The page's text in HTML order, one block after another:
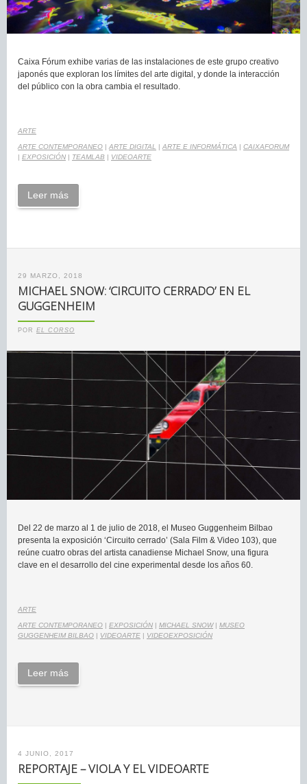
Caixa Fórum exhibe varias de las instalaciones de este grupo creativo
japonés que exploran los límites del arte digital, y donde la interacción
del público con la obra cambia el resultado.
ARTE
ARTE CONTEMPORANEO | ARTE DIGITAL | ARTE E INFORMÁTICA | CAIXAFORUM
| EXPOSICIÓN | TEAMLAB | VIDEOARTE
Leer más
29 MARZO, 2018
MICHAEL SNOW: ‘CIRCUITO CERRADO’ EN EL
GUGGENHEIM
POR EL CORSO
Del 22 de marzo al 1 de julio de 2018, el Museo Guggenheim Bilbao
presenta la exposición ‘Circuito cerrado’ (Sala Film & Video 103), que
reúne cuatro obras del artista canadiense Michael Snow, una figura
clave en el desarrollo del cine experimental desde los años 60.
ARTE
ARTE CONTEMPORANEO | EXPOSICIÓN | MICHAEL SNOW| MUSEO
GUGGENHEIM BILBAO | VIDEOARTE | VIDEOEXPOSICIÓN
Leer más
4 JUNIO, 2017
REPORTAJE – VIOLA Y EL VIDEOARTE